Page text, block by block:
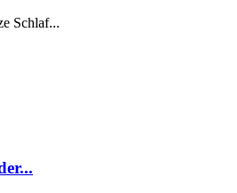
Schlaf...